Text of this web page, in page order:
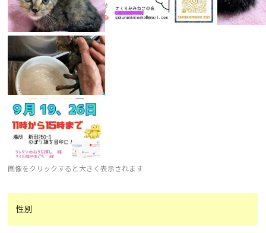
画像をクリックすると大きく表示されます
性別